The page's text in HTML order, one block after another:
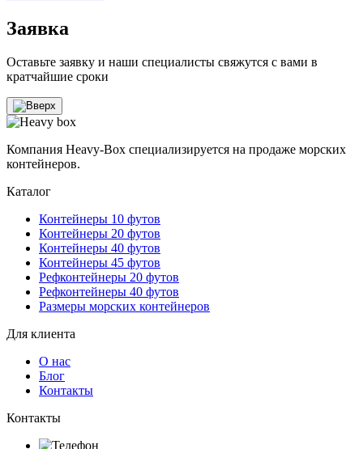
Заявка
Оставьте заявку и наши специалисты свяжутся с вами в
кратчайшие сроки
Компания Heavy-Box специализируется на продаже морских
контейнеров.
Каталог
Контейнеры 10 футов
Контейнеры 20 футов
Контейнеры 40 футов
Контейнеры 45 футов
Рефконтейнеры 20 футов
Рефконтейнеры 40 футов
Размеры морских контейнеров
Для клиента
О нас
Блог
Контакты
Контакты